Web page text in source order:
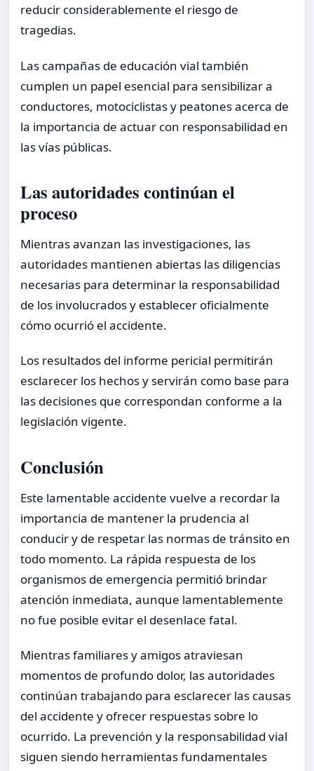
reducir considerablemente el riesgo de
tragedias.
Las campañas de educación vial también
cumplen un papel esencial para sensibilizar a
conductores, motociclistas y peatones acerca de
la importancia de actuar con responsabilidad en
las vías públicas.
Las autoridades continúan el
proceso
Mientras avanzan las investigaciones, las
autoridades mantienen abiertas las diligencias
necesarias para determinar la responsabilidad
de los involucrados y establecer oficialmente
cómo ocurrió el accidente.
Los resultados del informe pericial permitirán
esclarecer los hechos y servirán como base para
las decisiones que correspondan conforme a la
legislación vigente.
Conclusión
Este lamentable accidente vuelve a recordar la
importancia de mantener la prudencia al
conducir y de respetar las normas de tránsito en
todo momento. La rápida respuesta de los
organismos de emergencia permitió brindar
atención inmediata, aunque lamentablemente
no fue posible evitar el desenlace fatal.
Mientras familiares y amigos atraviesan
momentos de profundo dolor, las autoridades
continúan trabajando para esclarecer las causas
del accidente y ofrecer respuestas sobre lo
ocurrido. La prevención y la responsabilidad vial
siguen siendo herramientas fundamentales